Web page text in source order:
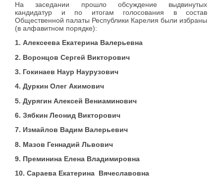
На заседании прошло обсуждение выдвинутых
кандидатур и по итогам голосования в состав
Общественной палаты Республики Карелия были избраны
(в алфавитном порядке):
1. Алексеева Екатерина Валерьевна
2. Воронцов Сергей Викторович
3. Гокинаев Наур Наурузович
4. Дуркин Олег Акимович
5. Дурягин Алексей Вениаминович
6. Зябкин Леонид Викторович
7. Измайлов Вадим Валерьевич
8. Мазов Геннадий Львович
9. Преминина Елена Владимировна
10. Сараева Екатерина Вячеславовна